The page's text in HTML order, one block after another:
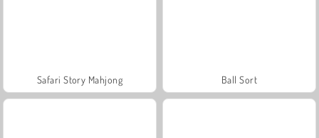
Safari Story Mahjong Ball Sort